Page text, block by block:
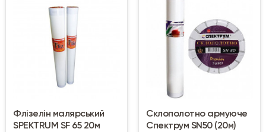
Флізелін малярський
SPEKTRUM SF 65 20м
Склополотно армуюче
Cпектрум SN50 (20м)